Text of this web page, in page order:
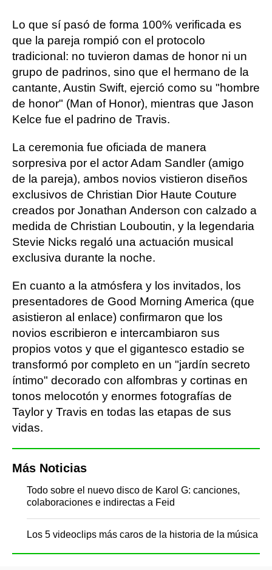
Lo que sí pasó de forma 100% verificada es
que la pareja rompió con el protocolo
tradicional: no tuvieron damas de honor ni un
grupo de padrinos, sino que el hermano de la
cantante, Austin Swift, ejerció como su "hombre
de honor" (Man of Honor), mientras que Jason
Kelce fue el padrino de Travis.
La ceremonia fue oficiada de manera
sorpresiva por el actor Adam Sandler (amigo
de la pareja), ambos novios vistieron diseños
exclusivos de Christian Dior Haute Couture
creados por Jonathan Anderson con calzado a
medida de Christian Louboutin, y la legendaria
Stevie Nicks regaló una actuación musical
exclusiva durante la noche.
En cuanto a la atmósfera y los invitados, los
presentadores de Good Morning America (que
asistieron al enlace) confirmaron que los
novios escribieron e intercambiaron sus
propios votos y que el gigantesco estadio se
transformó por completo en un "jardín secreto
íntimo" decorado con alfombras y cortinas en
tonos melocotón y enormes fotografías de
Taylor y Travis en todas las etapas de sus
vidas.
Más Noticias
Todo sobre el nuevo disco de Karol G: canciones,
colaboraciones e indirectas a Feid
Los 5 videoclips más caros de la historia de la música